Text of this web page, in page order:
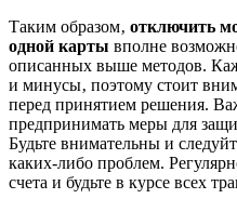
Таким образом‚ отключить
одной карты вполне
описанных выше методов.
и минусы‚ поэтому стоит
перед принятием решения.
предпринимать меры для
Будьте внимательны и
каких-либо проблем.
счета и будьте в курсе всех